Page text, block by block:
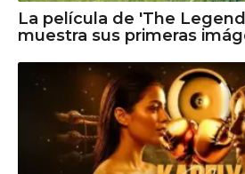
La película de 'The
muestra sus primeras